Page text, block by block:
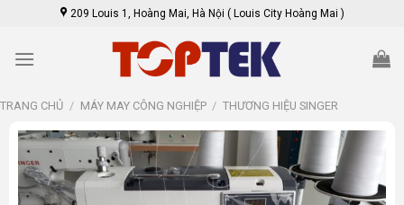
content
209 Louis 1, Hoàng Mai, Hà Nội ( Louis City Hoàng Mai )
TRANG CHỦ / MÁY MAY CÔNG NGHIỆP / THƯƠNG HIỆU SINGER